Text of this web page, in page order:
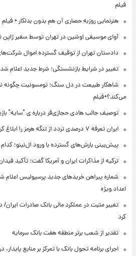
فیلم
هنرنمایی روزبه حصاری آن هم بدون بدلکار + فیلم
آوای موسیقی اوشین در تهران توسط سفیر ژاپن
دادستان تهران از توقیف گسترده اموال
تغییر در شرایط بازنشستگی؛ شرط جدید اعلام شد
شاهکار طبیعت در دل سنگ؛ تومسونیت چگونه
می‌کند؟+فیلم
توصیف جالب هادی حجازی‌فر درباره ی "سایه"
ایران تعرفه ۷ درصدی تردد از تنگه هرمز را ابلاغ کرد
پیش‌بینی بارش‌های گسترده با ورود ال‌نینو؛ کدام
ترکیه از مذاکرات ایران و آمریکا گفت؛ تأکید
شماره پیراهن خریدهای جدید پرسپولیس اعلام
اعداد ویژه
کرد
تقدیر از شعب برتر منطقه هفت بانک سرمایه
اجرای برنامه تحول بانک با تمرکز بر منابع